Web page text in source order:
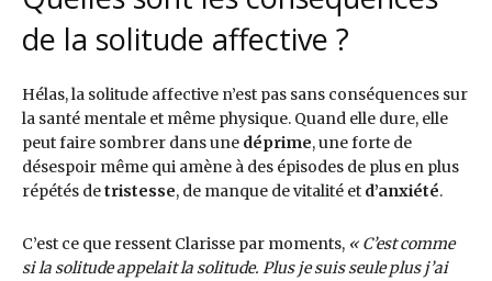
de la solitude affective ?
Hélas, la solitude affective n’est pas sans conséquences sur
la santé mentale et même physique. Quand elle dure, elle
peut faire sombrer dans une déprime, une forte de
désespoir même qui amène à des épisodes de plus en plus
répétés detristesse, de manque de vitalité et d’anxiété.
C’est ce que ressent Clarisse par moments, «C’est comme
si la solitude appelait la solitude. Plus je suis seule plus j’ai